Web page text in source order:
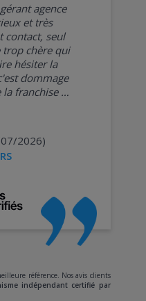
agence
et très
contact, seul
chère qui
hésiter la
dommage
franchise à
2026)
référence. Nos avis clients
indépendant certifié par